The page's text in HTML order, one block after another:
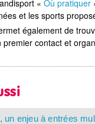
« Où pratiquer
et les sports
également de
premier contact et
un enjeu à entrées